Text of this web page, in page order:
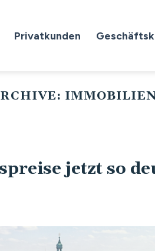
Privatkunden
jetzt so